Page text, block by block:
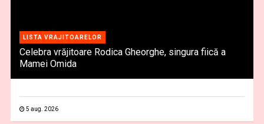
LISTA VRAJITOARELOR
Celebra vrăjitoare Rodica Gheorghe, singura fiică a
Mamei Omida
5 aug. 2026